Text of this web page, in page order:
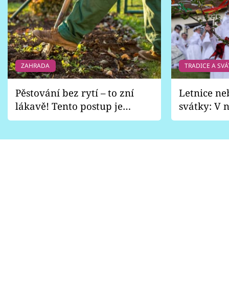
ZAHRADA
Pěstování bez rytí – to zní
lákavě! Tento postup je
vhodný jen pro některé
TRADICE A
Letnice
svátky: V
pondělí